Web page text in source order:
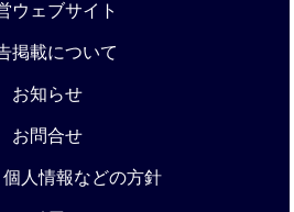
ウェブサイト
掲載について
お知らせ
お問合せ
人情報などの方針